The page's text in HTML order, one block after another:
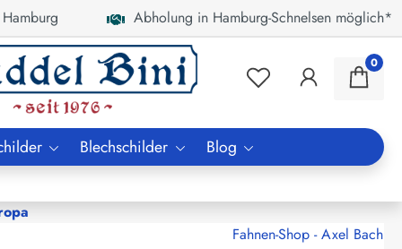
Abholung in Hamburg-Schnelsen möglich*
0
Blechschilder Blog
Fahnen-Shop - Axel Bach